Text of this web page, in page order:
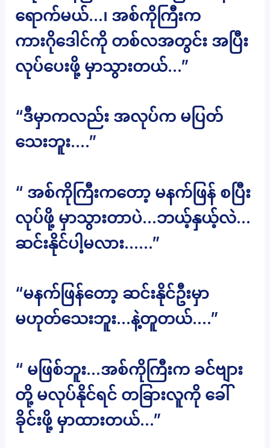
ရောက်မယ်…၊ အစ်ကိုကြီးက
ကားဂိုဒေါင်ကို တစ်လအတွင်း အပြီး
လုပ်ပေးဖို့ မှာသွားတယ်…”
“ဒီမှာကလည်း အလုပ်က မပြတ်
သေးဘူး….”
“ အစ်ကိုကြီးကတော့ မနက်ဖြန် စပြီး
လုပ်ဖို့ မှာသွားတာပဲ…ဘယ့်နှယ့်လဲ…
ဆင်းနိုင်ပါ့မလား……”
“မနက်ဖြန်တော့ ဆင်းနိုင်ဦးမှာ
မဟုတ်သေးဘူး…နဲ့တူတယ်….”
“ မဖြစ်ဘူး…အစ်ကိုကြီးက ခင်ဗျား
တို့ မလုပ်နိုင်ရင် တခြားလူကို ခေါ်
ခိုင်းဖို့ မှာထားတယ်…”